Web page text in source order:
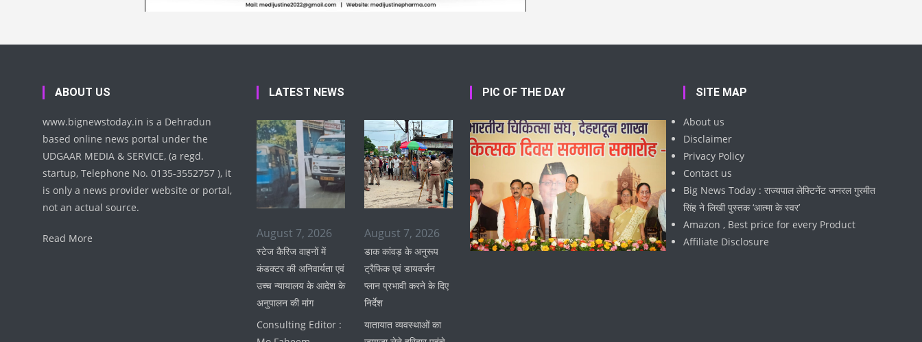
ABOUT US
www.bignewstoday.in is a Dehradun
based online news portal under the
UDGAAR MEDIA & SERVICE, (a regd.
startup, Telephone No. 0135-3552757 ), it
is only a news provider website or portal,
not an actual source.
Read More
LATEST NEWS
August 7, 2026
स्टेज कैरिज वाहनों में
कंडक्टर की अनिवार्यता एवं
उच्च न्यायालय के आदेश के
अनुपालन की मांग
Consulting Editor :
August 7, 2026
डाक कांवड़ के अनुरूप
ट्रैफिक एवं डायवर्जन
प्लान प्रभावी करने के दिए
निर्देश
यातायात व्यवस्थाओं का
PIC OF THE DAY SITE MAP
About us
Disclaimer
Privacy Policy
Contact us
Big News Today : राज्यपाल लेफ्टिनेंट जनरल गुरमीत
सिंह ने लिखी पुस्तक ‘आत्मा के स्वर’
Amazon , Best price for every Product
Affiliate Disclosure